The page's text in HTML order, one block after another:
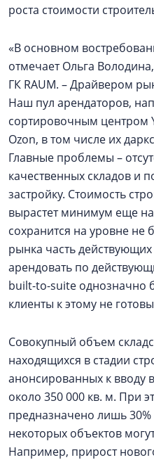
роста стоимости
«В основном
отмечает Ольга
ГК RAUM. – Драйвером
Наш пул арендаторов,
сортировочным центром
Ozon, в том числе их
Главные проблемы –
качественных складов и
застройку. Стоимость
вырастет минимум еще
сохранится на уровне не
рынка часть
арендовать по
built-to-suite однозначно
клиенты к этому не
Совокупный объем
находящихся в стадии
анонсированных к вводу
около 350 000 кв. м. При
предназначено лишь
некоторых объектов
Например, прирост